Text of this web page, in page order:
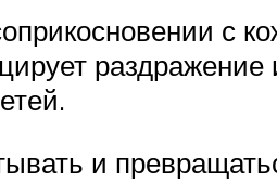
с
раздражение
и